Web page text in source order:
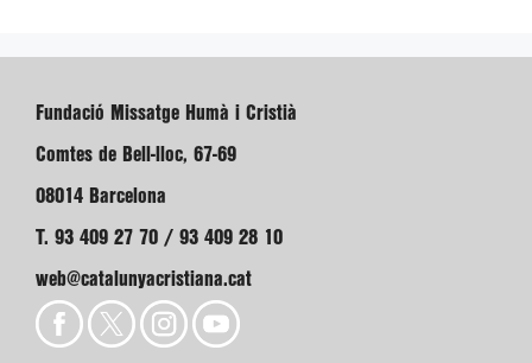
Fundació Missatge Humà i Cristià
Comtes de Bell-lloc, 67-69
08014 Barcelona
T. 93 409 27 70 / 93 409 28 10
web@catalunyacristiana.cat